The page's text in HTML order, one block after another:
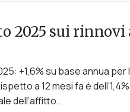
2025 sui
+1,6% su base annua
a 12 mesi fa è
dell’affitto…